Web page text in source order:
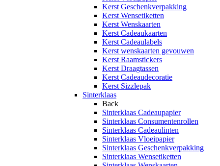
Kerst Geschenkverpakking
Kerst Wensetiketten
Kerst Wenskaarten
Kerst Cadeaukaarten
Kerst Cadeaulabels
Kerst wenskaarten gevouwen
Kerst Raamstickers
Kerst Draagtassen
Kerst Cadeaudecoratie
Kerst Sizzlepak
Sinterklaas
Back
Sinterklaas Cadeaupapier
Sinterklaas Consumentenrollen
Sinterklaas Cadeaulinten
Sinterklaas Vloeipapier
Sinterklaas Geschenkverpakking
Sinterklaas Wensetiketten